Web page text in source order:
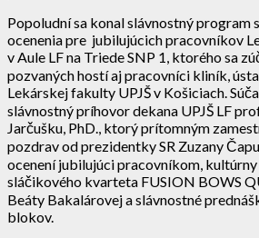
Popoludní sa konal slávnostný program
ocenenia pre jubilujúcich pracovníkov
v Aule LF na Triede SNP 1, ktorého sa
pozvaných hostí aj pracovníci kliník,
Lekárskej fakulty UPJŠ v Košiciach.
slávnostný príhovor dekana UPJŠ LF
Jarčušku, PhD., ktorý prítomným
pozdrav od prezidentky SR Zuzany
ocenení jubilujúci pracovníkom,
sláčikového kvarteta FUSION BOWS
Beáty Bakalárovej a slávnostné
blokov.